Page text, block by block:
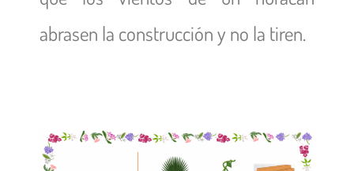
abrasen la construcción y no la tiren.